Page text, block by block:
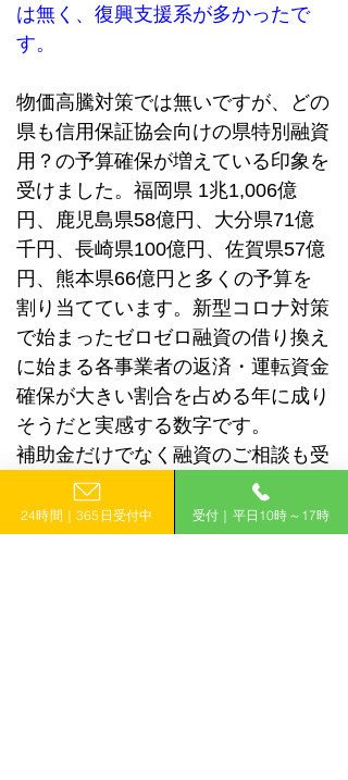
は無く、復興支援系が多かったで
す。
物価高騰対策では無いですが、どの
県も信用保証協会向けの県特別融資
用？の予算確保が増えている印象を
受けました。福岡県 1兆1,006億
円、鹿児島県58億円、大分県71億
千円、長崎県100億円、佐賀県57億
円、熊本県66億円と多くの予算を
割り当てています。新型コロナ対策
で始まったゼロゼロ融資の借り換え
に始まる各事業者の返済・運転資金
確保が大きい割合を占める年に成り
そうだと実感する数字です。
補助金だけでなく融資のご相談も受
けておりますので、お気軽にお問合
せ下さい。
24時間｜365日受付中 受付｜平日10時～17時